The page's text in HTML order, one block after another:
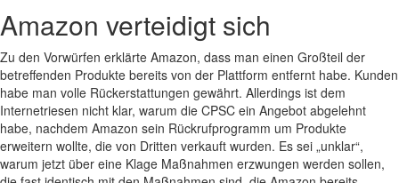
Amazon verteidigt sich
Zu den Vorwürfen erklärte Amazon, dass man einen Großteil der
betreffenden Produkte bereits von der Plattform entfernt habe. Kunden
habe man volle Rückerstattungen gewährt. Allerdings ist dem
Internetriesen nicht klar, warum die CPSC ein Angebot abgelehnt
habe, nachdem Amazon sein Rückrufprogramm um Produkte
erweitern wollte, die von Dritten verkauft wurden. Es sei „unklar“,
warum jetzt über eine Klage Maßnahmen erzwungen werden sollen,